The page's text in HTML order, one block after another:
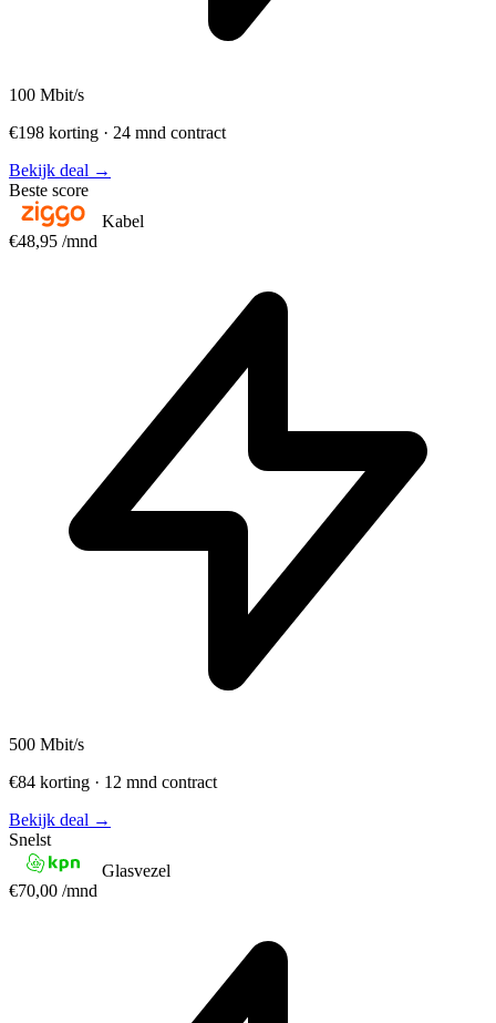
100 Mbit/s
€198 korting · 24 mnd contract
Bekijk deal →
Beste score
Kabel
€48,95 /mnd
500 Mbit/s
€84 korting · 12 mnd contract
Bekijk deal →
Snelst
Glasvezel
€70,00 /mnd